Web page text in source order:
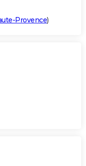
Provence)